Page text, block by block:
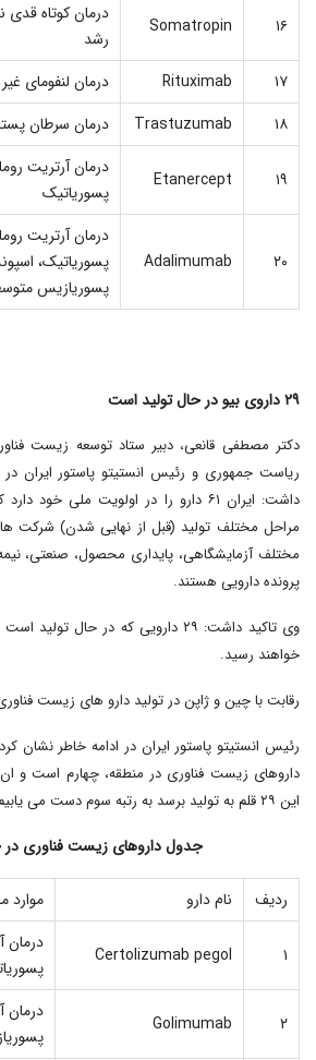
۱۶ Somatropin
درمان کوتاه قدی
رشد
۱۷
Rituximab
درمان لنفومای
۱۸
Trastuzumab درمان سرطان
۱۹ Etanercept
درمان آرتریت
پسوریاتیک
۲۰ Adalimumab
درمان آرتریت
پسوریاتیک،
پسوریازیس
۲۹ داروی بیو در حال تولید است
دکتر مصطفی قانعی، دبیر ستاد توسعه زیست
ریاست جمهوری و رئیس انستیتو پاستور ایران
مراحل مختلف تولید (قبل از نهایی شدن) شرکت
مختلف آزمایشگاهی، پایداری محصول، صنعتی،
پرونده دارویی هستند.
خواهند رسید.
رقابت با چین و ژاپن در تولید دارو های زیست
رئیس انستیتو پاستور ایران در ادامه خاطر نشان
این ۲۹ قلم به تولید برسد به رتبه سوم دست می یابیم.
جدول داروهای زیست فناوری در
ردیف نام دارو موارد
۱ Certolizumab pegol
درمان
۲ Golimumab
درمان